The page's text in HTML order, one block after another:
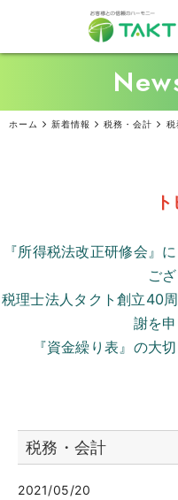
ホーム 新着情報 税務・会計
『所得税法改正研修会』
ご
税理士法人タクト創立40
謝を申
『資金繰り表』の大
税務・会計
2021/05/20